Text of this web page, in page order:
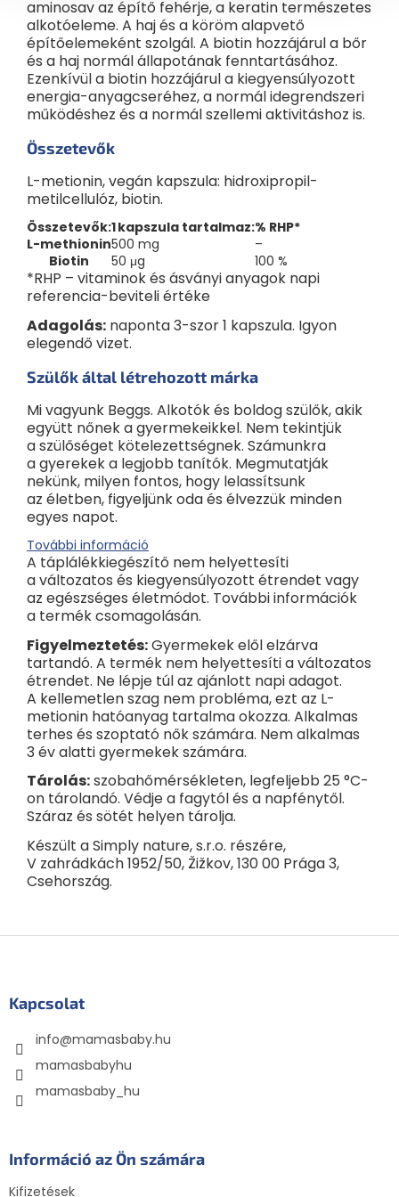
aminosav az építő fehérje, a keratin természetes
alkotóeleme. A haj és a köröm alapvető
építőelemeként szolgál. A biotin hozzájárul a bőr
és a haj normál állapotának fenntartásához.
Ezenkívül a biotin hozzájárul a kiegyensúlyozott
energia-anyagcseréhez, a normál idegrendszeri
működéshez és a normál szellemi aktivitáshoz is.
Összetevők
L-metionin, vegán kapszula: hidroxipropil-
metilcellulóz, biotin.
Összetevők:1 kapszula tartalmaz:% RHP*
L-methionin500 mg
–
Biotin
50 μg 100 %
*RHP – vitaminok és ásványi anyagok napi
referencia-beviteli értéke
Adagolás: naponta 3-szor 1 kapszula. Igyon
elegendő vizet.
Szülők által létrehozott márka
Mi vagyunk Beggs. Alkotók és boldog szülők, akik
együtt nőnek a gyermekeikkel. Nem tekintjük
a szülőséget kötelezettségnek. Számunkra
a gyerekek a legjobb tanítók. Megmutatják
nekünk, milyen fontos, hogy lelassítsunk
az életben, figyeljünk oda és élvezzük minden
egyes napot.
További információ
A táplálékkiegészítő nem helyettesíti
a változatos és kiegyensúlyozott étrendet vagy
az egészséges életmódot. További információk
a termék csomagolásán.
Figyelmeztetés:Gyermekek elől elzárva
tartandó. A termék nem helyettesíti a változatos
étrendet. Ne lépje túl az ajánlott napi adagot.
A kellemetlen szag nem probléma, ezt az L-
metionin hatóanyag tartalma okozza. Alkalmas
terhes és szoptató nők számára. Nem alkalmas
3 év alatti gyermekek számára.
Tárolás:szobahőmérsékleten, legfeljebb 25 °C-
on tárolandó. Védje a fagytól és a napfénytől.
Száraz és sötét helyen tárolja.
Készült a Simply nature, s.r.o. részére,
V zahrádkách 1952/50, Žižkov, 130 00 Prága 3,
Csehország.
Kapcsolat
info@mamasbaby.hu
mamasbabyhu
mamasbaby_hu
Információ az Ön számára
Kifizetések